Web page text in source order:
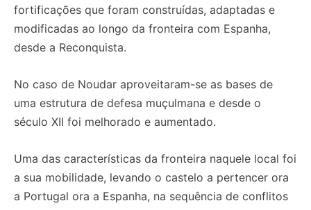
fortificações que foram construídas, adaptadas e
modificadas ao longo da fronteira com Espanha,
desde a Reconquista.
No caso de Noudar aproveitaram-se as bases de
uma estrutura de defesa muçulmana e desde o
século XII foi melhorado e aumentado.
Uma das características da fronteira naquele local foi
a sua mobilidade, levando o castelo a pertencer ora
a Portugal ora a Espanha, na sequência de conflitos